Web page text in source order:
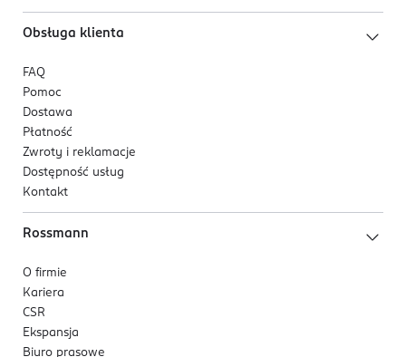
Obsługa klienta
FAQ
Pomoc
Dostawa
Płatność
Zwroty i reklamacje
Dostępność usług
Kontakt
Rossmann
O firmie
Kariera
CSR
Ekspansja
Biuro prasowe